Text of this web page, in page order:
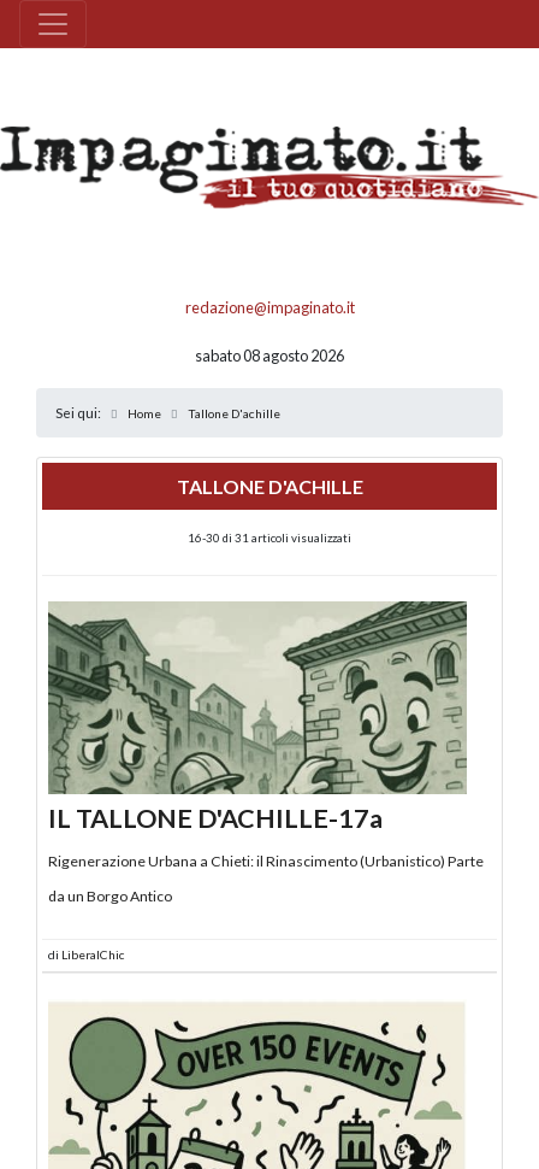
redazione@impaginato.it
sabato 08 agosto 2026
Sei qui: Home Tallone D'achille
TALLONE D'ACHILLE
16-30 di 31 articoli visualizzati
IL TALLONE D'ACHILLE-17a
Rigenerazione Urbana a Chieti: il Rinascimento (Urbanistico) Parte
da un Borgo Antico
di LiberalChic